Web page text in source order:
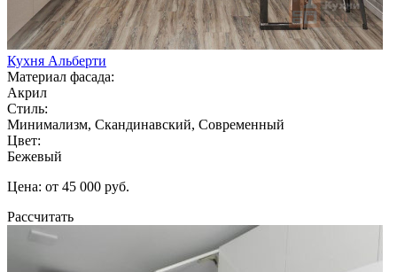
Кухня Альберти
Материал фасада:
Акрил
Стиль:
Минимализм, Скандинавский, Современный
Цвет:
Бежевый
Цена: от 45 000 руб.
Рассчитать